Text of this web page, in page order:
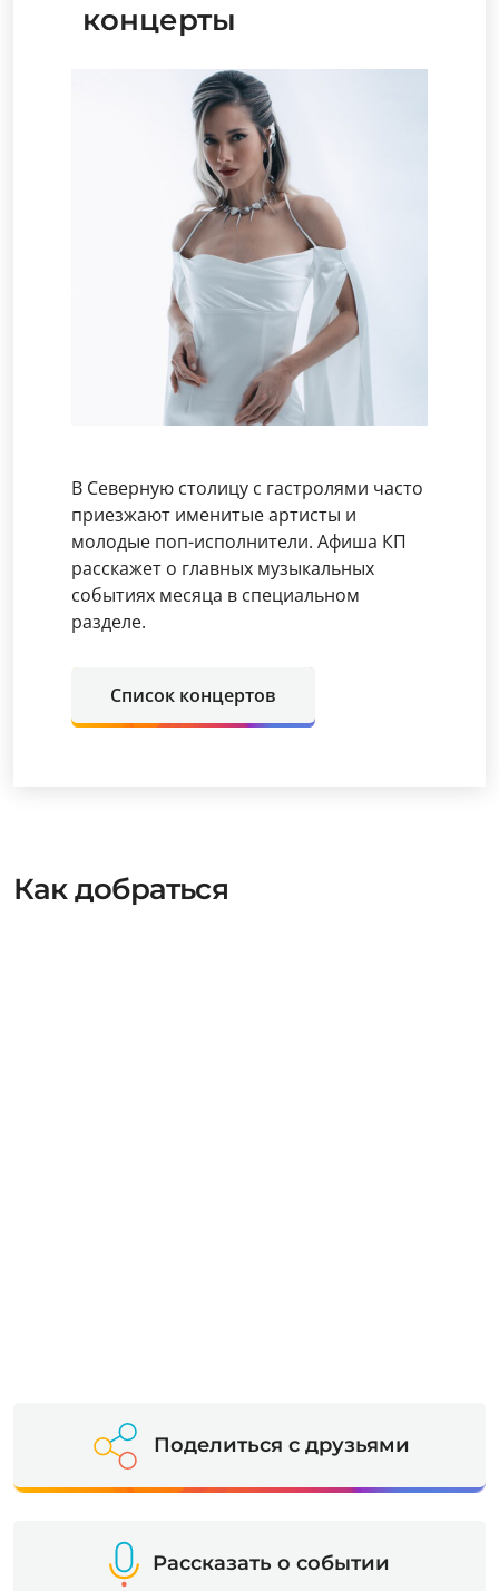
концерты
В Северную столицу с гастролями часто
приезжают именитые артисты и
молодые поп-исполнители. Афиша КП
расскажет о главных музыкальных
событиях месяца в специальном
разделе.
Список концертов
Как добраться
Поделиться с друзьями
Рассказать о событии